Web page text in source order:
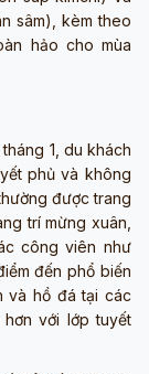
sâm), kèm theo
hảo cho mùa
1, du khách
phủ và không
được trang
trí mừng xuân,
công viên như
đến phổ biến
và hồ đá tại các
với lớp tuyết